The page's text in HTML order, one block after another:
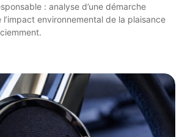
: analyse d’une démarche
environnemental de la plaisance